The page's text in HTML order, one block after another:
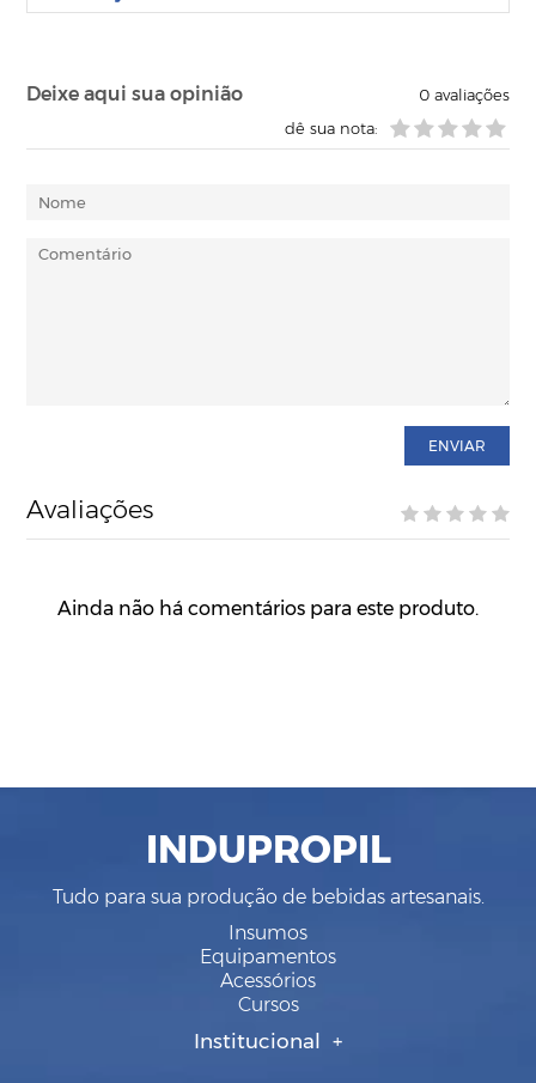
Deixe aqui sua opinião 0avaliações
dê sua nota:
ENVIAR
Avaliações
Ainda não há comentários para este produto.
INDUPROPIL
Tudo para sua produção de bebidas artesanais.
Insumos
Equipamentos
Acessórios
Cursos
Institucional